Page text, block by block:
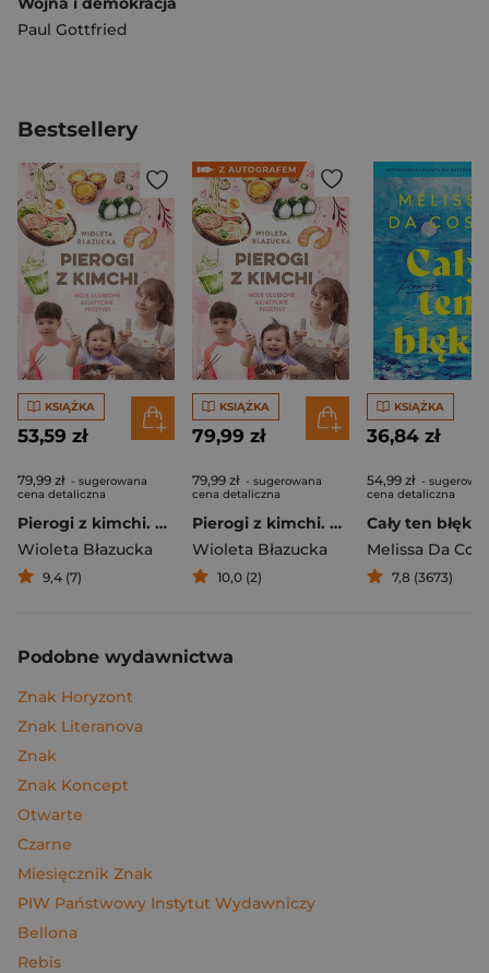
Paul Gottfried
Bestsellery
KSIĄŻKA
53,59 zł
79,99 zł - sugerowana
cena detaliczna
Pierogi z kimchi. Moje ulubione azjatyckie przepisy
Wioleta Błazucka
9,4 (7)
KSIĄŻKA
79,99 zł
79,99 zł - sugerowana
cena detaliczna
Pierogi z kimchi. Moje ulubione azjatyckie przepisy - książka z autografem
Wioleta Błazucka
10,0 (2)
KSIĄŻKA
36,84 zł
54,99 zł -
cena detaliczna
Cały ten błękit
Melissa Da
7,8 (3673)
Podobne wydawnictwa
Znak Horyzont
Znak Literanova
Znak
Znak Koncept
Otwarte
Czarne
Miesięcznik Znak
PIW Państwowy Instytut Wydawniczy
Bellona
Rebis